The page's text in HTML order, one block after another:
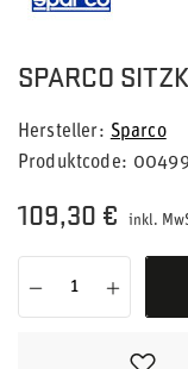
SPARCO
Hersteller
Sparco
Produktcode
109,30 € inkl.